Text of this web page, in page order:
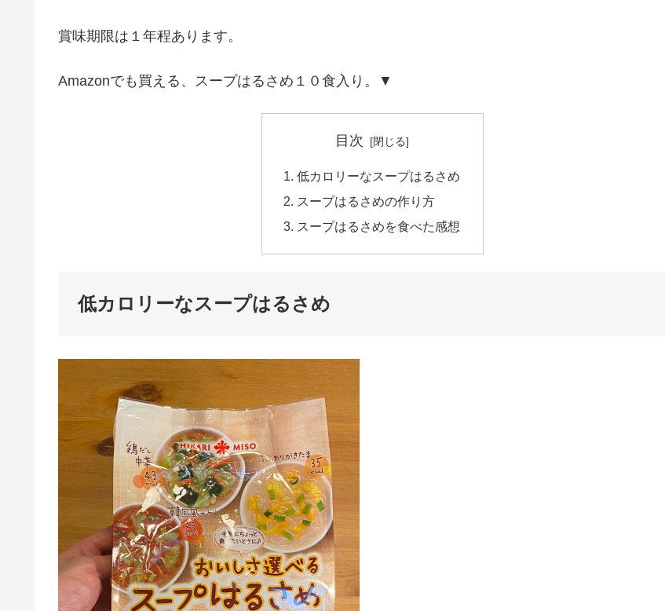
賞味期限は１年程あります。
Amazonでも買える、スープはるさめ１０食入り。▼
目次
低カロリーなスープはるさめ
スープはるさめの作り方
スープはるさめを食べた感想
低カロリーなスープはるさめ